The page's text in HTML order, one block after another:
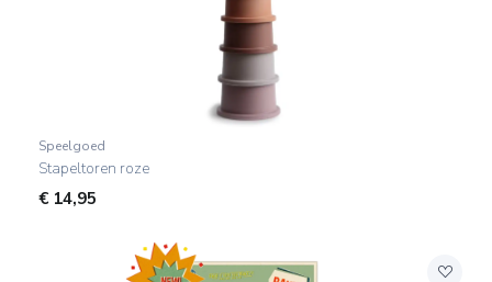
Speelgoed
Stapeltoren roze
€ 14,95